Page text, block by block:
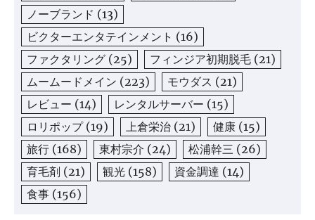
ノーブランド (13)
ビクターエンタテインメント (16)
ファクタリング (25) フィンジア初期脱毛 (21)
ムームードメイン (223) モウダス (21)
レビュー (14) レンタルサーバー (15)
ロリポップ(19) 上倉栄治 (21) 健康 (15)
旅行 (168) 東村宗介 (24) 松浦幹三 (26)
育毛剤 (21) 観光 (158) 資金調達 (14)
食事 (156)